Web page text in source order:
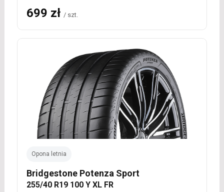
699 zł / szt.
Opona letnia
Bridgestone Potenza Sport
255/40 R19 100 Y XL FR